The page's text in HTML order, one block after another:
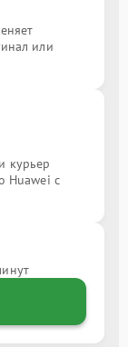
или
курьер
Huawei с